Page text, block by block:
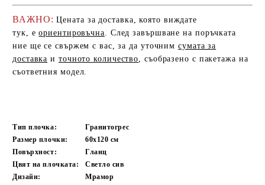
ВАЖНО: Цената за доставка, която виждате
тук, еориентировъчна. След завършване на поръчката
ние ще се свържем с вас, за да уточнимсумата за
доставка и точното количество, съобразено с пакетажа на
съответния модел.
Тип плочка:
Гранитогрес
Размер плочки:
60x120 см
Повърхност:
Гланц
Цвят на плочката:
Светло сив
Дизайн:
Мрамор